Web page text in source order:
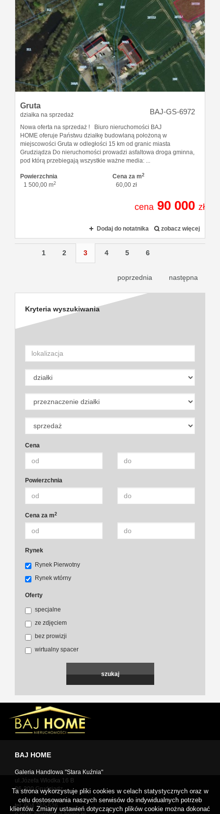
Gruta
działka na sprzedaż BAJ-GS-6972
Nowa oferta na sprzedaż ! Biuro nieruchomości BAJ
HOME oferuje Państwu działkę budowlaną położoną w
miejscowości Gruta w odległości 15 km od granic miasta
Grudziądza Do nieruchomości prowadzi asfaltowa droga gminna,
pod którą przebiegają wszystkie ważne media: ...
Powierzchnia
1 500,00 m2
Cena za m2
60,00 zł
cena 90 000 zł
Dodaj do notatnika zobacz więcej
1 2 3 4 5 6
poprzednia następna
Kryteria wyszukiwania
Cena
Powierzchnia
Cena za m2
Rynek
Rynek Pierwotny
Rynek wtórny
Oferty
specjalne
ze zdjęciem
bez prowizji
wirtualny spacer
BAJ HOME
Galeria Handlowa "Stara Kuźnia"
ul.Józefa Włodka 16 B
86-300 Grudziądz
tel: 604 765 626
Ta strona wykorzystuje pliki cookies w celach statystycznych oraz w
celu dostosowania naszych serwisów do indywidualnych potrzeb
klientów. Zmiany ustawień dotyczących plików cookie można dokonać